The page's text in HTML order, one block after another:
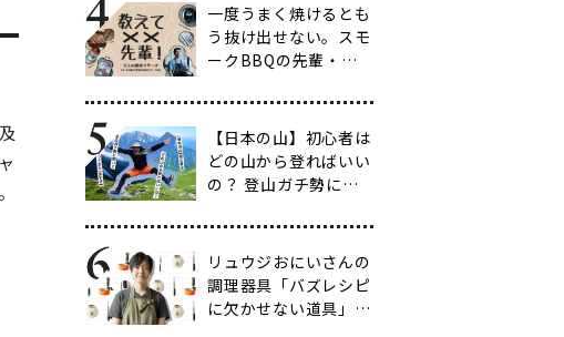
一度うまく焼けるとも
う抜け出せない。スモ
ークBBQの先輩・渋
だわりのアイテム20
選
【日本の山】初心者は
どの山から登ればいい
の？ 登山ガチ勢に聞
ぎ】
リュウジおにいさんの
調理器具「バズレシピ
に欠かせない道具」５